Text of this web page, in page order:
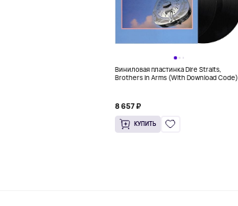
Виниловая пластинка Dire Straits,
Brothers In Arms (With Download Code)
8 657 ₽
КУПИТЬ